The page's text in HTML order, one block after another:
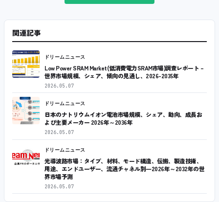
関連記事
ドリームニュース
Low Power SRAM Market(低消費電力SRAM市場)調査レポート –
世界市場規模、シェア、傾向の見通し、2026-2035年
2026.05.07
ドリームニュース
日本のナトリウムイオン電池市場規模、シェア、動向、成長お
よび主要メーカー 2026年～2036年
2026.05.07
ドリームニュース
光導波路市場：タイプ、材料、モード構造、伝搬、製造技術、
用途、エンドユーザー、流通チャネル別―2026年～2032年の世
界市場予測
2026.05.07